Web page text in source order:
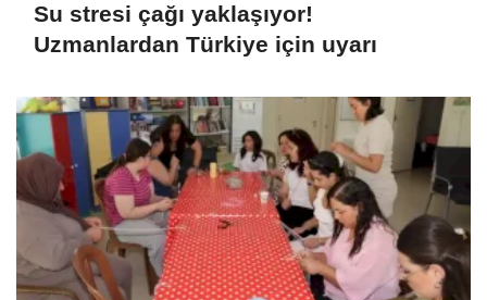
Su stresi çağı yaklaşıyor!
Uzmanlardan Türkiye için uyarı